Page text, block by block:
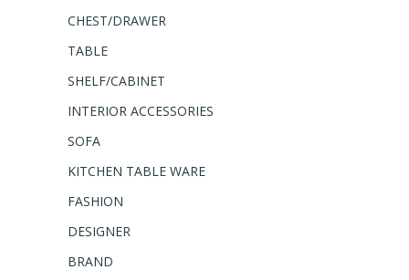
CHEST/DRAWER
TABLE
SHELF/CABINET
INTERIOR ACCESSORIES
SOFA
KITCHEN TABLE WARE
FASHION
DESIGNER
BRAND